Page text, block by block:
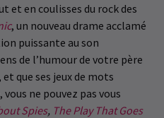
et en coulisses du rock des
, un nouveau drame acclamé
puissante au son
de l’humour de votre père
que ses jeux de mots
ne pouvez pas vous
Spies, The Play That Goes